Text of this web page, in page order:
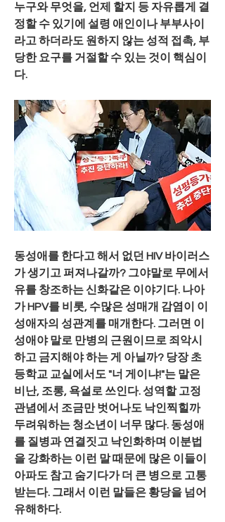
누구와 무엇을, 언제 할지 등 자유롭게 결
정할 수 있기에 설령 애인이나 부부사이
라고 하더라도 원하지 않는 성적 접촉, 부
당한 요구를 거절할 수 있는 것이 핵심이
다.
동성애를 한다고 해서 없던 HIV 바이러스
가 생기고 퍼져나갈까? 그야말로 무에서
유를 창조하는 신화같은 이야기다. 나아
가 HPV를 비롯, 수많은 성매개 감염이 이
성애자의 성관계를 매개한다. 그러면 이
성애야 말로 만병의 근원이므로 죄악시
하고 금지해야 하는 게 아닐까? 당장 초
등학교 교실에서도 "너 게이냐!"는 말은
비난, 조롱, 욕설로 쓰인다. 성역할 고정
관념에서 조금만 벗어나도 낙인찍힐까
두려워하는 청소년이 너무 많다. 동성애
를 질병과 연결짓고 낙인화하며 이분법
을 강화하는 이런 말 때문에 많은 이들이
아파도 참고 숨기다가 더 큰 병으로 고통
받는다. 그래서 이런 말들은 황당을 넘어
유해하다.